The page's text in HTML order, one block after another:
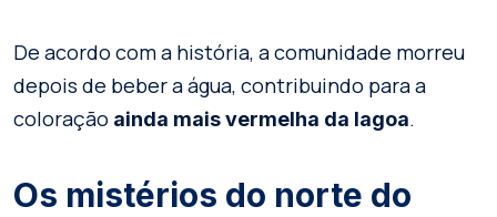
De acordo com a história, a comunidade morreu
depois de beber a água, contribuindo para a
coloração ainda mais vermelha da lagoa.
Os mistérios do norte do